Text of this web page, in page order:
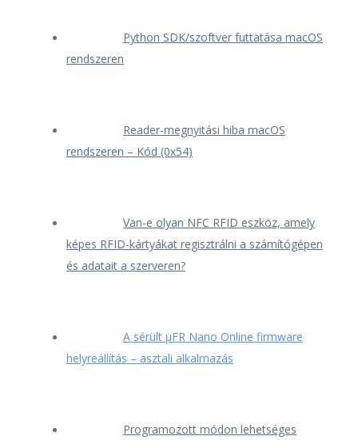
Python SDK/szoftver futtatása macOS
rendszeren
Reader-megnyitási hiba macOS
rendszeren – Kód (0x54)
Van-e olyan NFC RFID eszköz, amely
képes RFID-kártyákat regisztrálni a számítógépen
és adatait a szerveren?
A sérült μFR Nano Online firmware
helyreállítás – asztali alkalmazás
Programozott módon lehetséges